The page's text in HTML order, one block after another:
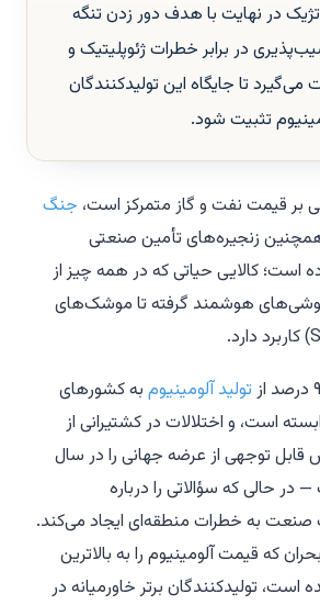
در نهایت با هدف دور زدن تنگه
در برابر خطرات ژئوپلیتیک و
تا جایگاه این تولیدکنندگان
تثبیت شود.
بر قیمت نفت و گاز متمرکز است، جنگ
زنجیره‌های تأمین صنعتی
است؛ کالایی حیاتی که در همه چیز از
هوشمند گرفته تا موشک‌های
تولید آلومینیوم به کشورهای
است، و اختلالات در کشتیرانی از
توجهی از عرضه جهانی را در سال
— در حالی که سؤالاتی را درباره
به خطرات منطقه‌ای ایجاد می‌کند.
که قیمت آلومینیوم را به بالاترین
تولیدکنندگان برتر خاورمیانه در